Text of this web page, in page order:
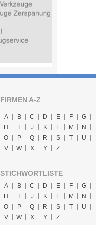
FIRMEN A-Z
A B C D E F
G
H
I J K L M
N
O
P Q R S T
U
V
W X Y Z
STICHWORTLISTE
A B C D E F
G
H
J K L M
N
O
P Q R S T
U
V
W X Y Z